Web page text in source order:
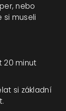
nebo
si museli
20 minut
si základní